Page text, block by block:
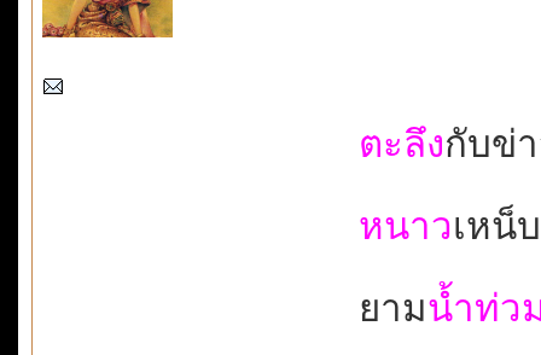
ตะลึงกับข่
หนาวเหน็
ยามน้ำท่ว